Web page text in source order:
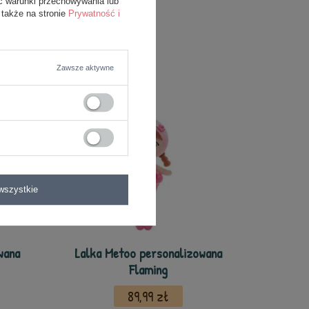
Lalka Metoo personalizowana
Flaming
89,99 zł
na stronie Prywatność i
Zawsze aktywne